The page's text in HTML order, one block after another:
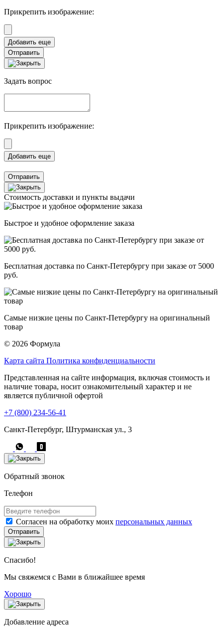
Прикрепить изображение:
Отправить
Задать вопрос
Прикрепить изображение:
Отправить
Стоимость доставки и пункты выдачи
Быстрое и удобное оформление заказа
Бесплатная доставка по Санкт-Петербургу при заказе от 5000
руб.
Самые низкие цены по Санкт-Петербургу на оригинальный
товар
© 2026 Формула
Карта сайта Политика конфиденциальности
Представленная на сайте информация, включая стоимость и
наличие товара, носит ознакомительный характер и не
является публичной офертой
+7 (800) 234-56-41
Санкт-Петербург, Штурманская ул., 3
Обратный звонок
Телефон
Согласен на обработку моих персональных данных
Отправить
Спасибо!
Мы свяжемся с Вами в ближайшее время
Хорошо
Добавление адреса